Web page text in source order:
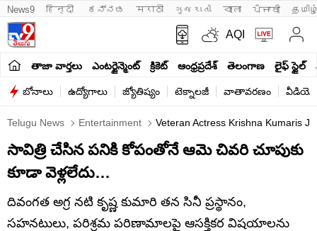
News9 हिन्दी ಕನ್ನಡ मराठी ગુજરાતી বাংলা ਪੰਜਾਬੀ
AQI
తాజా వార్తలు ఎంటర్టైన్మెంట్ క్రికెట్ ఆంధ్రప్రదేశ్ తెలంగాణ లైఫ్ స్టైల్
బోనాలు ఉద్యోగాలు జ్యోతిష్యం టెక్నాలజీ వాతావరణం
Telugu News Entertainment Veteran Actress Krishna Kumaris
సావిత్రి చేసిన పనికి కోపంతోనే ఆమె చివరి చూపుకు
కూడా వెళ్లలేదు…
దివంగత అగ్ర నటి కృష్ణ కుమారి తన సినీ ప్రస్థానం,
సహనటులు, పరిశ్రమ పరిణామాలపై ఆసక్తికర విషయాలను